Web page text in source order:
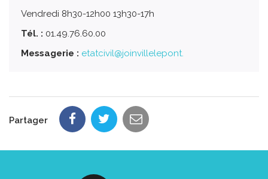
Vendredi 8h30-12h00 13h30-17h
Tél. : 01.49.76.60.00
Messagerie : etatcivil@joinvillelepont.
Partager